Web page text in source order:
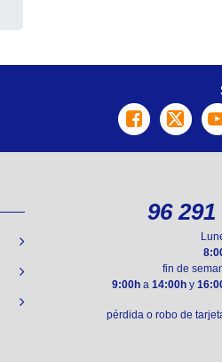
96 291
fin de
9:00h a 14:00h y
pérdida o robo de